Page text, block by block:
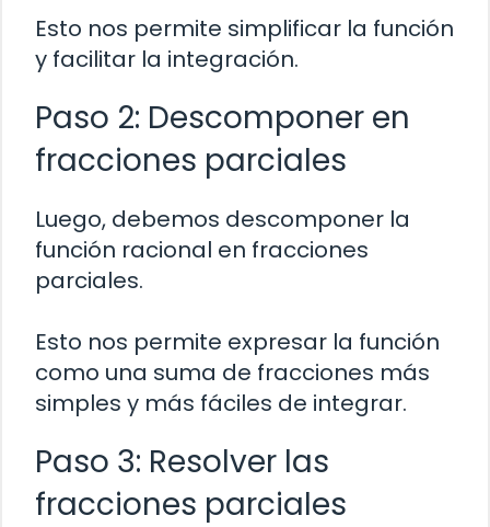
Esto nos permite simplificar la función
y facilitar la integración.
Paso 2: Descomponer en
fracciones parciales
Luego, debemos descomponer la
función racional en fracciones
parciales.
Esto nos permite expresar la función
como una suma de fracciones más
simples y más fáciles de integrar.
Paso 3: Resolver las
fracciones parciales